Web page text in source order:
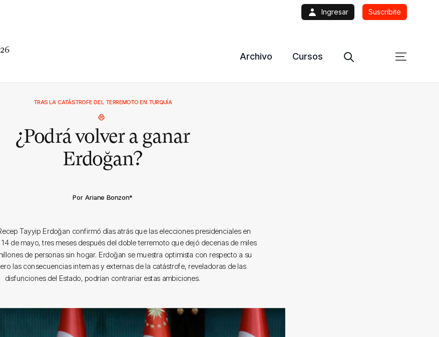
Ingresar Suscribite
Archivo Cursos
TRAS LA CATÁSTROFE DEL TERREMOTO EN TURQUÍA
¿Podrá volver a ganar
Erdoğan?
Por Ariane Bonzon*
Tayyip Erdoğan confirmó días atrás que las elecciones presidenciales en
de mayo, tres meses después del doble terremoto que dejó decenas de miles
de personas sin hogar. Erdoğan se muestra optimista con respecto a su
las consecuencias internas y externas de la catástrofe, reveladoras de las
disfunciones del Estado, podrían contrariar estas ambiciones.